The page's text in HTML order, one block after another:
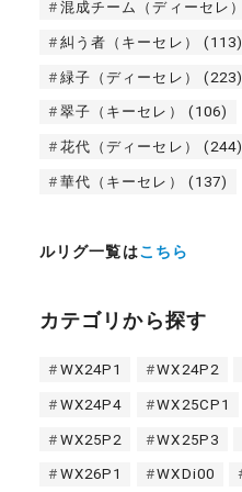
混成チーム（ディーセレ）
糾う者（キーセレ） (113)
緑子（ディーセレ） (223)
翠子（キーセレ） (106)
花代（ディーセレ） (244)
華代（キーセレ） (137)
ルリグ一覧はこちら
カテゴリから探す
WX24P1 WX24P2
WX24P4 WX25CP1
WX25P2 WX25P3
WX26P1 WXDi00